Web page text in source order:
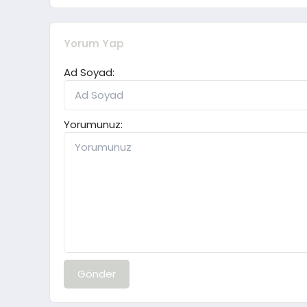
Yorum Yap
Ad Soyad:
Yorumunuz:
Gönder